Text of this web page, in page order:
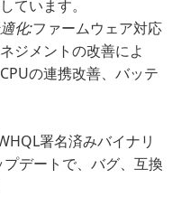
ています。
化:ファームウェア対応
ジメントの改善によ
の連携改善、バッテ
署名済みバイナリ
デートで、バグ、互換